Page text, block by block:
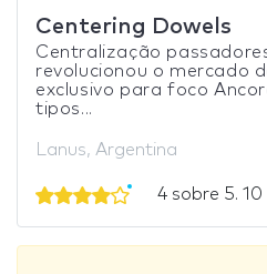
Centering Dowels
Centralização
revolucionou o mercado
exclusivo para foco
tipos...
Lanus, Argentina
4 sobre 5. 10